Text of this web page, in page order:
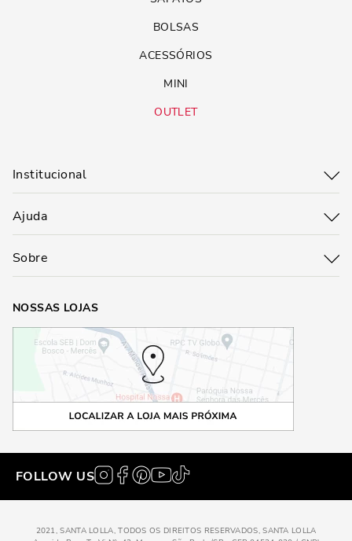
BOLSAS
ACESSÓRIOS
MINI
OUTLET
Institucional
Ajuda
Sobre
NOSSAS LOJAS
FOLLOW US
2021, SANTA LOLLA, TODOS OS DIREITOS RESERVADOS, SANTA LOLLA